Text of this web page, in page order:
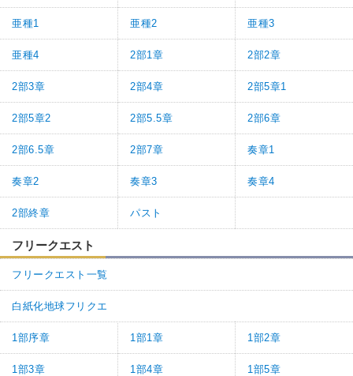
亜種1 亜種2 亜種3
亜種4 2部1章 2部2章
2部3章 2部4章 2部5章1
2部5章2 2部5.5章 2部6章
2部6.5章 2部7章 奏章1
奏章2 奏章3 奏章4
2部終章 パスト
フリークエスト
フリークエスト一覧
白紙化地球フリクエ
1部序章 1部1章 1部2章
1部3章 1部4章 1部5章